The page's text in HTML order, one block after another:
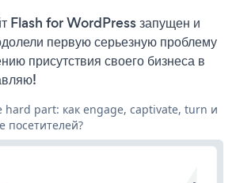
Flash for WordPress запущен и
первую серьезную проблему
присутствия своего бизнеса в
hard part: как engage, captivate, turn и
посетителей?